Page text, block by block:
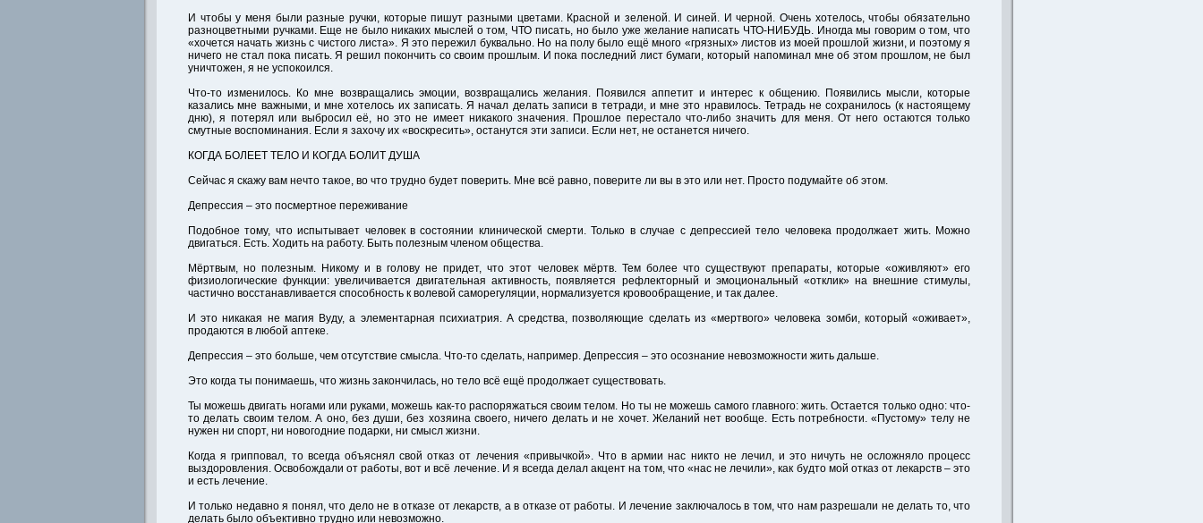
И чтобы у меня были разные ручки, которые пишут разными цветами. Красной и зеленой. И синей. И черной. Очень хотелось, чтобы обязательно
разноцветными ручками. Еще не было никаких мыслей о том, ЧТО писать, но было уже желание написать ЧТО-НИБУДЬ. Иногда мы говорим о том, что
«хочется начать жизнь с чистого листа». Я это пережил буквально. Но на полу было ещё много «грязных» листов из моей прошлой жизни, и поэтому я
ничего не стал пока писать. Я решил покончить со своим прошлым. И пока последний лист бумаги, который напоминал мне об этом прошлом, не был
уничтожен, я не успокоился.
Что-то изменилось. Ко мне возвращались эмоции, возвращались желания. Появился аппетит и интерес к общению. Появились мысли, которые
казались мне важными, и мне хотелось их записать. Я начал делать записи в тетради, и мне это нравилось. Тетрадь не сохранилось (к настоящему
дню), я потерял или выбросил её, но это не имеет никакого значения. Прошлое перестало что-либо значить для меня. От него остаются только
смутные воспоминания. Если я захочу их «воскресить», останутся эти записи. Если нет, не останется ничего.
КОГДА БОЛЕЕТ ТЕЛО И КОГДА БОЛИТ ДУША
Сейчас я скажу вам нечто такое, во что трудно будет поверить. Мне всё равно, поверите ли вы в это или нет. Просто подумайте об этом.
Депрессия – это посмертное переживание
Подобное тому, что испытывает человек в состоянии клинической смерти. Только в случае с депрессией тело человека продолжает жить. Можно
двигаться. Есть. Ходить на работу. Быть полезным членом общества.
Мёртвым, но полезным. Никому и в голову не придет, что этот человек мёртв. Тем более что существуют препараты, которые «оживляют» его
физиологические функции: увеличивается двигательная активность, появляется рефлекторный и эмоциональный «отклик» на внешние стимулы,
частично восстанавливается способность к волевой саморегуляции, нормализуется кровообращение, и так далее.
И это никакая не магия Вуду, а элементарная психиатрия. А средства, позволяющие сделать из «мертвого» человека зомби, который «оживает»,
продаются в любой аптеке.
Депрессия – это больше, чем отсутствие смысла. Что-то сделать, например. Депрессия – это осознание невозможности жить дальше.
Это когда ты понимаешь, что жизнь закончилась, но тело всё ещё продолжает существовать.
Ты можешь двигать ногами или руками, можешь как-то распоряжаться своим телом. Но ты не можешь самого главного: жить. Остается только одно: что-
то делать своим телом. А оно, без души, без хозяина своего, ничего делать и не хочет. Желаний нет вообще. Есть потребности. «Пустому» телу не
нужен ни спорт, ни новогодние подарки, ни смысл жизни.
Когда я грипповал, то всегда объяснял свой отказ от лечения «привычкой». Что в армии нас никто не лечил, и это ничуть не осложняло процесс
выздоровления. Освобождали от работы, вот и всё лечение. И я всегда делал акцент на том, что «нас не лечили», как будто мой отказ от лекарств – это
и есть лечение.
И только недавно я понял, что дело не в отказе от лекарств, а в отказе от работы. И лечение заключалось в том, что нам разрешали не делать то, что
делать было объективно трудно или невозможно.